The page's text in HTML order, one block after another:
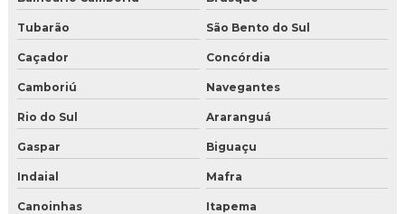
Tubarão São Bento do Sul
Caçador Concórdia
Camboriú Navegantes
Rio do Sul Araranguá
Gaspar Biguaçu
Indaial Mafra
Canoinhas
Itapema